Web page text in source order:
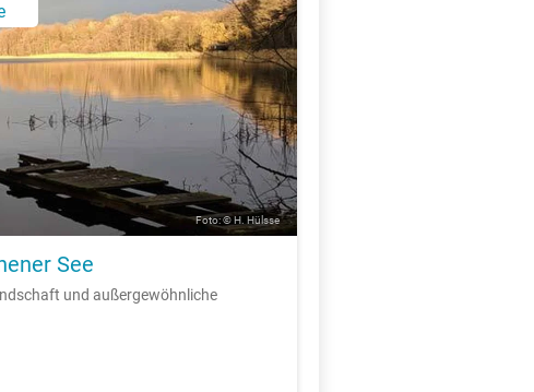
Foto: © H. Hülsse
See
und außergewöhnliche